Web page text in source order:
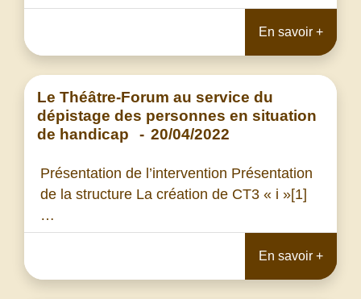
En savoir +
Le Théâtre-Forum au service du
dépistage des personnes en situation
de handicap
- 20/04/2022
Présentation de l’intervention Présentation
de la structure La création de CT3 « i »[1]
…
En savoir +